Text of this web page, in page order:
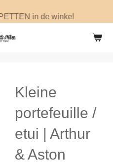
in de winkel
Kleine
portefeuille /
etui | Arthur
& Aston